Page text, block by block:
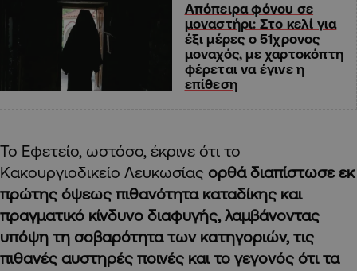
Απόπειρα φόνου σε
μοναστήρι: Στο κελί για
έξι μέρες ο 51χρονος
μοναχός, με χαρτοκόπτη
φέρεται να έγινε η
επίθεση
Το Εφετείο, ωστόσο, έκρινε ότι το
Κακουργιοδικείο Λευκωσίας ορθά διαπίστωσε εκ
πρώτης όψεως πιθανότητα καταδίκης και
πραγματικό κίνδυνο διαφυγής, λαμβάνοντας
υπόψη τη σοβαρότητα των κατηγοριών, τις
πιθανές αυστηρές ποινές και το γεγονός ότι τα